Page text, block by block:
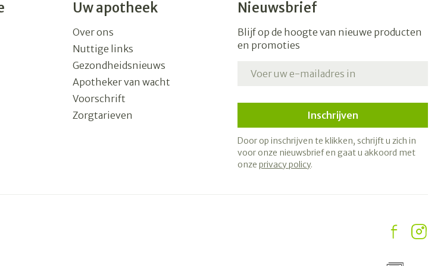
Uw apotheek
Over ons
Nuttige links
Gezondheidsnieuws
Apotheker van wacht
Voorschrift
Zorgtarieven
Nieuwsbrief
Blijf op de hoogte van nieuwe producten
en promoties
Inschrijven
Door op inschrijven te klikken, schrijft u zich in
voor onze nieuwsbrief en gaat u akkoord met
onze privacy policy.